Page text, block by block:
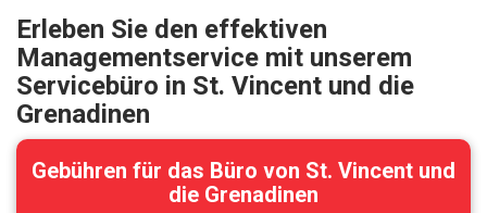
Erleben Sie den effektiven
Managementservice mit unserem
Servicebüro in St. Vincent und die
Grenadinen
Gebühren für das Büro von St. Vincent und
die Grenadinen